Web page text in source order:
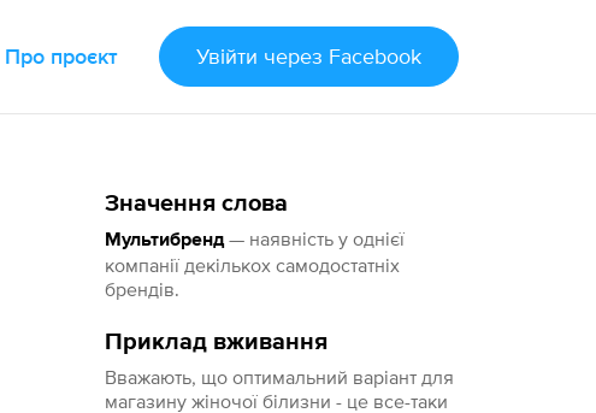
Про проєкт Увійти через Facebook
Значення слова
Мультибренд— наявність у однієї
компанії декількох самодостатніх
брендів.
Приклад вживання
Вважають, що оптимальний варіант для
магазину жіночої білизни - це все-таки